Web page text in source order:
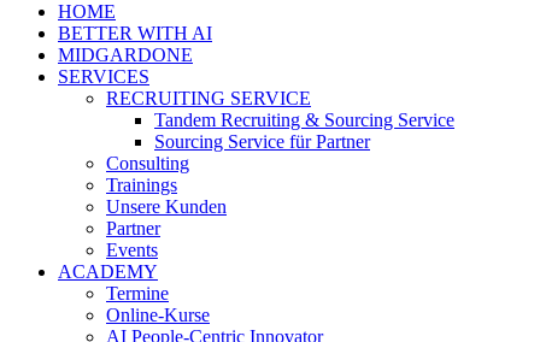
HOME
BETTER WITH AI
MIDGARDONE
SERVICES
RECRUITING SERVICE
Tandem Recruiting & Sourcing Service
Sourcing Service für Partner
Consulting
Trainings
Unsere Kunden
Partner
Events
ACADEMY
Termine
Online-Kurse
AI People-Centric Innovator